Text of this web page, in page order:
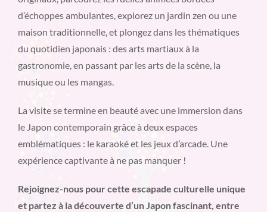
d’échoppes ambulantes, explorez un jardin zen ou une
maison traditionnelle, et plongez dans les thématiques
du quotidien japonais : des arts martiaux à la
gastronomie, en passant par les arts de la scène, la
musique ou les mangas.
La visite se termine en beauté avec une immersion dans
le Japon contemporain grâce à deux espaces
emblématiques : le karaoké et les jeux d’arcade. Une
expérience captivante à ne pas manquer !
Rejoignez-nous pour cette escapade culturelle unique
et partez à la découverte d’un Japon fascinant, entre